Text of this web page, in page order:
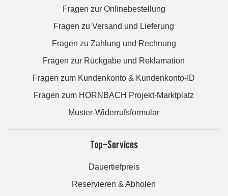
Fragen zur Onlinebestellung
Fragen zu Versand und Lieferung
Fragen zu Zahlung und Rechnung
Fragen zur Rückgabe und Reklamation
Fragen zum Kundenkonto & Kundenkonto-ID
Fragen zum HORNBACH Projekt-Marktplatz
Muster-Widerrufsformular
Top-Services
Dauertiefpreis
Reservieren & Abholen